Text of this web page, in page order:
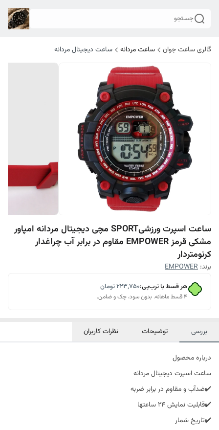
جستجو
گالری ساعت جوان ساعت مردانه ساعت دیجیتال مردانه
ساعت اسپرت ورزشیSPORT مچی دیجیتال مردانه امپاور
مشکی قرمز EMPOWER مقاوم در برابر آب چراغدار
کرنومتردار
برند: EMPOWER
هر قسط با ترب‌پی:۲۲۳٬۷۵۰تومان
۴ قسط ماهانه. بدون سود، چک و ضامن.
بررسی توضیحات نظرات کاربران
درباره محصول
ساعت اسپرت دیجیتال مردانه
✔️ضدآب و مقاوم در برابر ضربه
✔️قابلیت نمایش 24 ساعتها
✔️تاریخ شمار